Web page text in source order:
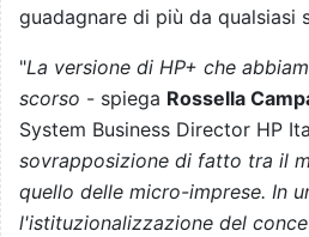
guadagnare di più da qualsiasi
"La versione di HP+ che
scorso - spiega Rossella
System Business Director HP
sovrapposizione di fatto tra il
quello delle micro-imprese. In
l'istituzionalizzazione del